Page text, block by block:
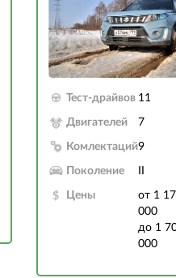
Тест-драйвов 11
Двигателей 7
Комлектаций9
Поколение
Цены
от 1
000
до 1
000